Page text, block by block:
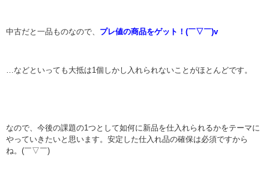
中古だと一品ものなので、 プレ値の商品をゲット！(￣▽￣)v
…などといっても大抵は1個しかし入れられないことがほとんどです。
なので、今後の課題の1つとして如何に新品を仕入れられるかをテーマに
やっていきたいと思います。安定した仕入れ品の確保は必須ですから
ね。(￣▽￣)